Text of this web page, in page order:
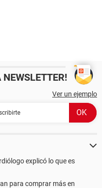
NEWSLETTER!
Ver un ejemplo
explicó lo que es
para comprar más en